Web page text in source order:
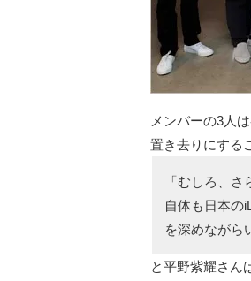
メンバーの3人
置き去りにする
「むしろ、
自体も日本の
を深めながら
と平野紫耀さん